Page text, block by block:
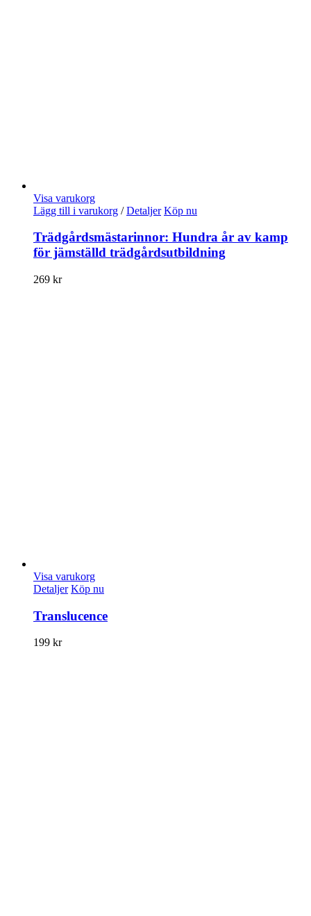
Visa varukorg
Lägg till i varukorg / Detaljer Köp nu
Trädgårdsmästarinnor: Hundra år av kamp
för jämställd trädgårdsutbildning
269 kr
Visa varukorg
Detaljer Köp nu
Translucence
199 kr